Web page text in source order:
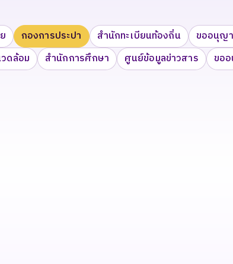
กองการประปา สำนักทะเบียนท้องถิ่น
ขออนุญ
ดล้อม สำนักการศึกษา ศูนย์ข้อมูลข่าวสาร
ขอ